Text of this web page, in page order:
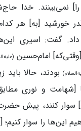
نمی‌بینند. خدا
خورشید [به] هر
گفت: اسیری
امام‌حسین
بودند، حالا باید
[شهامت و نوری
سوار کنند، پیش
این‌ها را سوار کنیم؛